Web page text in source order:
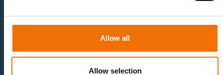
Allow all
Allow selection
外周血管领域
产品使用
研究与开发
销售与市场营销
专业教育
开发流程